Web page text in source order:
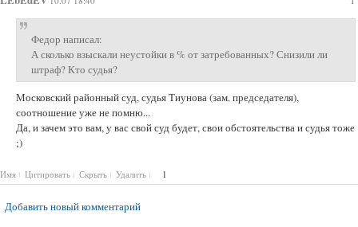
Федор написал:
А сколько взыскали неустойки в % от затребованных? Снизили ли
штраф? Кто судья?
Московский районный суд, судья Тиунова (зам. председателя),
соотношение уже не помню...
Да, и зачем это вам, у вас свой суд будет, свои обстоятельства и судья тоже
;)
Имя Цитировать Скрыть Удалить 1
Добавить новый комментарий